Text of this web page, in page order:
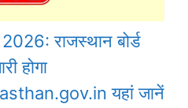
राजस्थान बोर्ड
होगा
यहां जानें